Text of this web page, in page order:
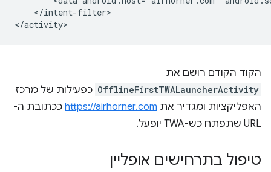
</intent-filter>
הקוד הקודם רושם את
OfflineFirstTWALauncherActivity כפעילות של מרכז
האפליקציות ומגדיר את https://airhorner.com ככתובת ה-
URL שתפתח כש-TWA יופעל.
טיפול בתרחישים אופליין